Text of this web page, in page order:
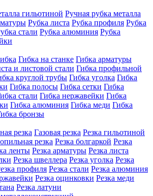
гильотиной Ручная рубка металла
Рубка листа Рубка профиля Рубка
стали Рубка алюминия Рубка
Гибка на станке Гибка арматуры
и листовой стали Гибка профильной
круглой трубы Гибка уголка Гибка
Гибка полосы Гибка сетки Гибка
стали Гибка нержавейки Гибка
Гибка алюминия Гибка меди Гибка
бронзы
резка Газовая резка Резка гильотиной
резка Резка болгаркой Резка
ленты Резка арматуры Резка листа
Резка швеллера Резка уголка Резка
профиля Резка стали Резка алюминия
Резка оцинковки Резка меди
Резка латуни